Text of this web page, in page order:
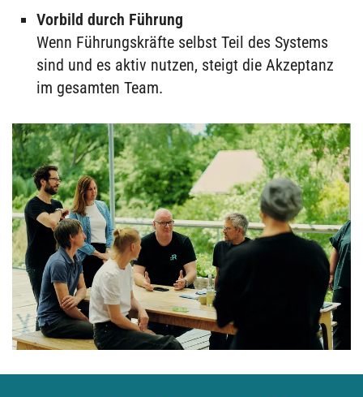
Vorbild durch Führung
Wenn Führungskräfte selbst Teil des Systems
sind und es aktiv nutzen, steigt die Akzeptanz
im gesamten Team.